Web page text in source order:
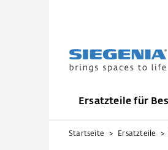
Ersatzteile für
Startseite Ersatzteile